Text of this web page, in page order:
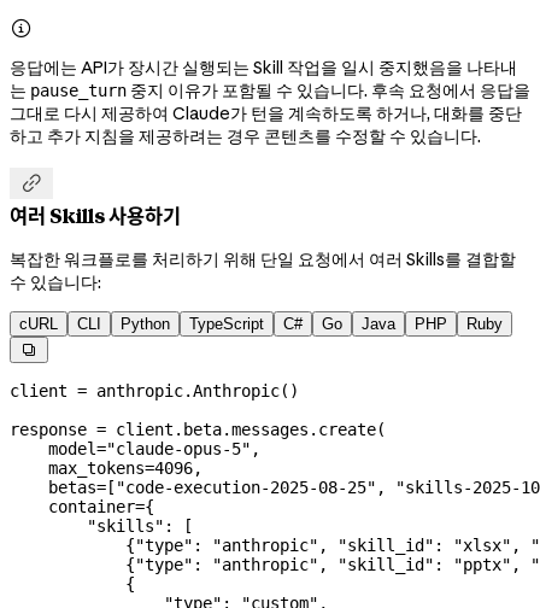

응답에는 API가 장시간 실행되는 Skill 작업을 일시 중지했음을 나타내
는 pause_turn 중지 이유가 포함될 수 있습니다. 후속 요청에서 응답을
그대로 다시 제공하여 Claude가 턴을 계속하도록 하거나, 대화를 중단
하고 추가 지침을 제공하려는 경우 콘텐츠를 수정할 수 있습니다.

여러 Skills 사용하기
복잡한 워크플로를 처리하기 위해 단일 요청에서 여러 Skills를 결합할
수 있습니다:
cURL CLI Python TypeScript C# Go Java PHP Ruby

client = anthropic.Anthropic()
response = client.beta.messages.create(
    model
="claude-opus-5" ,
    max_tokens
=4096,
    betas
= [ "code-execution-2025-08-25" ,
"skills-2025-
    container
={
        "skills"
: [
            {
"type" : "anthropic" , "skill_id" : "xlsx" ,
            {
"type" : "anthropic" , "skill_id" : "pptx" ,
            {
                "type"
: "custom" ,